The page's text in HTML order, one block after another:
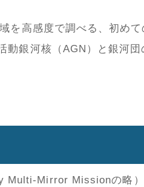
を高感度で調べる、初め
動銀河核（AGN）と銀河
Multi-Mirror Missionの略